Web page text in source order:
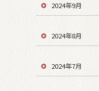
2024年9月
2024年8月
2024年7月